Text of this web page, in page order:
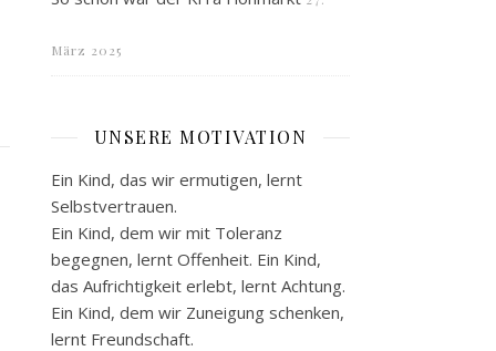
März 2025
UNSERE MOTIVATION
Ein Kind, das wir ermutigen, lernt
Selbstvertrauen.
Ein Kind, dem wir mit Toleranz
begegnen, lernt Offenheit. Ein Kind,
das Aufrichtigkeit erlebt, lernt Achtung.
Ein Kind, dem wir Zuneigung schenken,
lernt Freundschaft.